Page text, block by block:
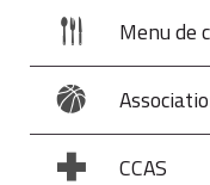
Menu de
CCAS